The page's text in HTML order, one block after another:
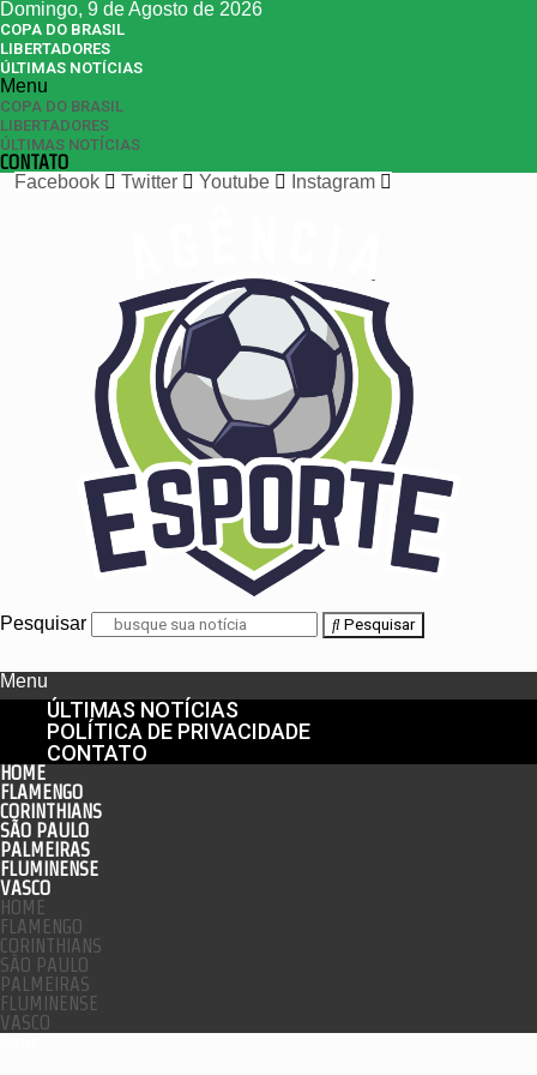
Domingo, 9 de Agosto de 2026
COPA DO BRASIL
LIBERTADORES
ÚLTIMAS NOTÍCIAS
Menu
COPA DO BRASIL
LIBERTADORES
ÚLTIMAS NOTÍCIAS
CONTATO
Facebook
Twitter Youtube Instagram
Pesquisar Pesquisar
Menu
ÚLTIMAS NOTÍCIAS
POLÍTICA DE PRIVACIDADE
CONTATO
HOME
FLAMENGO
CORINTHIANS
SÃO PAULO
PALMEIRAS
FLUMINENSE
VASCO
HOME
FLAMENGO
CORINTHIANS
SÃO PAULO
PALMEIRAS
FLUMINENSE
VASCO